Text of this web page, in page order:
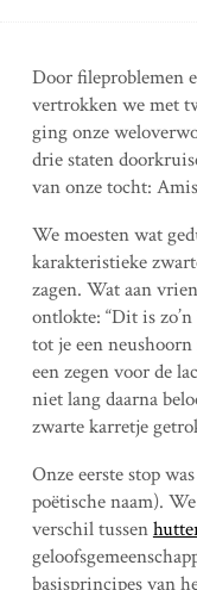
Door fileproblemen
vertrokken we met
ging onze
drie staten
van onze tocht:
We moesten wat
karakteristieke
zagen. Wat aan
ontlokte: “Dit is
tot je een
een zegen voor de
niet lang daarna
zwarte karretje
Onze eerste stop was
poëtische naam).
verschil tussen
basisprincipes van